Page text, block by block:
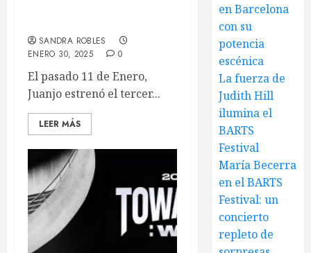
SANDRA ROBLES
ENERO 30, 2025
0
El pasado 11 de Enero,
Juanjo estrenó el tercer...
LEER MÁS
en Barcelona
con su
potencia
escénica
La fuerza de
Judith Hill
ilumina el
BARTS
Festival
María Becerra
en el BARTS
Festival: un
concierto
repleto de